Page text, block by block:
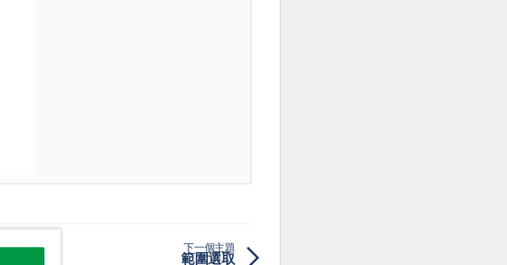
下一個主題
範圍選取